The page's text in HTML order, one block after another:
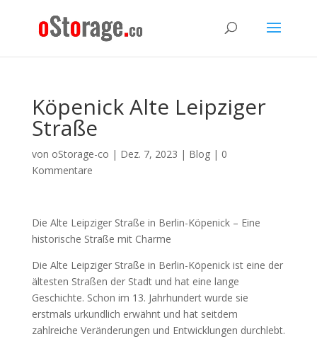
Köpenick Alte Leipziger
Straße
von oStorage-co | Dez. 7, 2023 | Blog| 0
Kommentare
Die Alte Leipziger Straße in Berlin-Köpenick – Eine
historische Straße mit Charme
Die Alte Leipziger Straße in Berlin-Köpenick ist eine der
ältesten Straßen der Stadt und hat eine lange
Geschichte. Schon im 13. Jahrhundert wurde sie
erstmals urkundlich erwähnt und hat seitdem
zahlreiche Veränderungen und Entwicklungen durchlebt.